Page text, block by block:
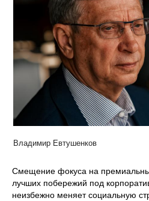
Владимир Евтушенков
Смещение фокуса на
лучших побережий под
неизбежно меняет социальную